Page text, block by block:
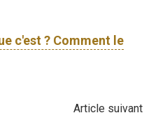
c'est ? Comment le
Article suivant